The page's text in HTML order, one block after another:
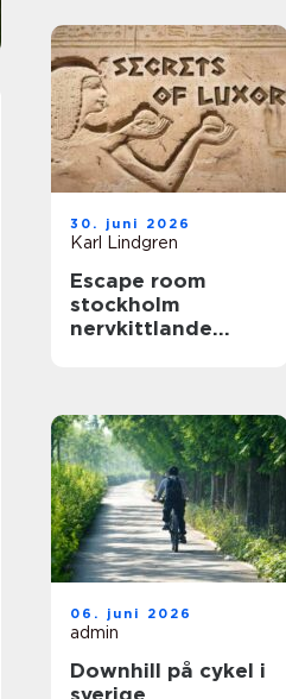
30. juni 2026
Karl Lindgren
Escape room
stockholm
nervkittlande
06. juni 2026
admin
Downhill på cykel i
sverige